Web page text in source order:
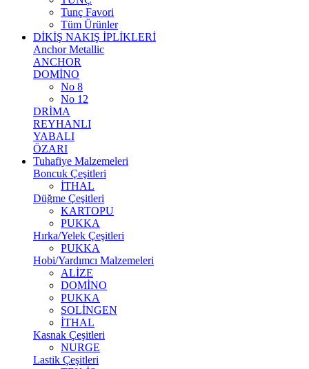
Tunç Favori
Tüm Ürünler
DİKİŞ NAKIŞ İPLİKLERİ
Anchor Metallic
ANCHOR
DOMİNO
No 8
No 12
DRİMA
REYHANLI
YABALI
ÖZARI
Tuhafiye Malzemeleri
Boncuk Çeşitleri
İTHAL
Düğme Çeşitleri
KARTOPU
PUKKA
Hırka/Yelek Çeşitleri
PUKKA
Hobi/Yardımcı Malzemeleri
ALİZE
DOMİNO
PUKKA
SOLİNGEN
İTHAL
Kasnak Çeşitleri
NURGE
Lastik Çeşitleri